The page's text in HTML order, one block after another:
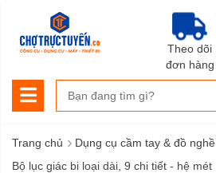
Theo dõi
đơn hàng
Trang chủ › Dụng cụ cầm tay & đồ nghề
Bộ lục giác bi loại dài, 9 chi tiết - hệ mét